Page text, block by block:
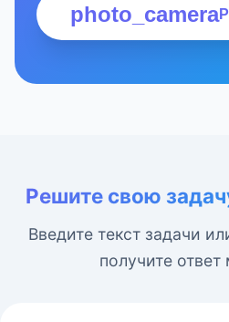
photo_camera
Решите свою
Введите текст задачи
получите ответ